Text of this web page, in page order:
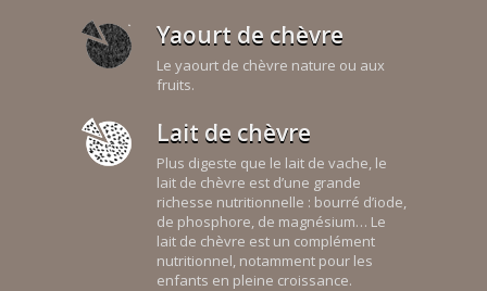
Yaourt de chèvre
Le yaourt de chèvre nature ou aux
fruits.
Lait de chèvre
Plus digeste que le lait de vache, le
lait de chèvre est d’une grande
richesse nutritionnelle : bourré d’iode,
de phosphore, de magnésium… Le
lait de chèvre est un complément
nutritionnel, notamment pour les
enfants en pleine croissance.